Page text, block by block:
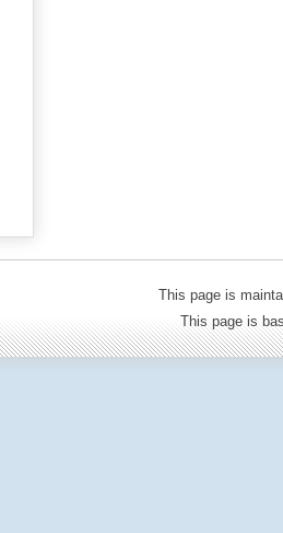
This page is
This page is